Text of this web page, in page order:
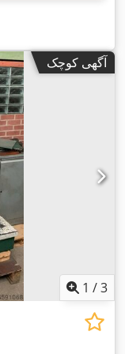
آگهی کوچک
1 /3